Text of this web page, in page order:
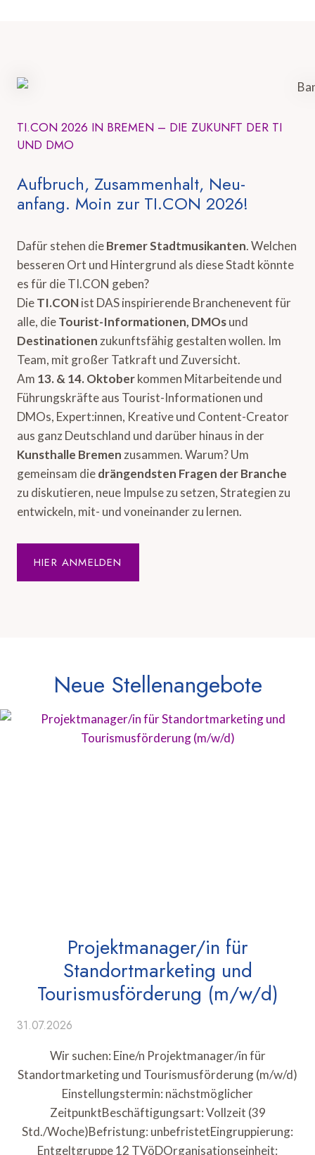
TI.CON 2026 IN BREMEN – DIE ZUKUNFT DER TI
UND DMO
Aufbruch, Zusammenhalt, Neu-
anfang. Moin zur TI.CON 2026!
Dafür stehen dieBremer Stadtmusikanten. Welchen
besseren Ort und Hintergrund als diese Stadt könnte
es für die TI.CON geben?
DieTI.CONist DAS inspirierende Branchenevent für
alle, dieTourist-Informationen, DMOsund
Destinationen zukunftsfähig gestalten wollen. Im
Team, mit großer Tatkraft und Zuversicht.
Am 13. & 14. Oktoberkommen Mitarbeitende und
Führungskräfte aus Tourist-Informationen und
DMOs, Expert:innen, Kreative und Content-Creator
aus ganz Deutschland und darüber hinaus in der
Kunsthalle Bremen zusammen. Warum? Um
gemeinsam diedrängendsten Fragen der Branche
zu diskutieren, neue Impulse zu setzen, Strategien zu
entwickeln, mit- und voneinander zu lernen.
HIER ANMELDEN
Neue Stellenangebote
Projektmanager/in für
Standortmarketing und
Tourismusförderung (m/w/d)
31.07.2026
Wir suchen: Eine/n Projektmanager/in für
Standortmarketing und Tourismusförderung (m/w/d)
Einstellungstermin: nächstmöglicher
ZeitpunktBeschäftigungsart: Vollzeit (39
Std./Woche)Befristung: unbefristetEingruppierung:
Entgeltgruppe 12 TVöDOrganisationseinheit: